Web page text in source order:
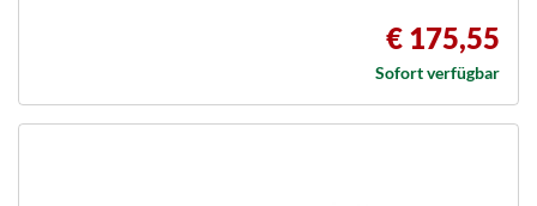
€ 175,55
Sofort verfügbar